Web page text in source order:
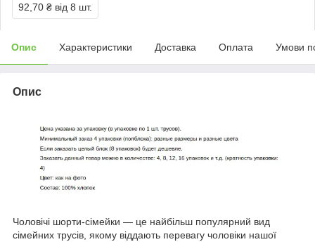
92,70 ₴ від 8 шт.
Опис Характеристики Доставка Оплата Умови
Опис
Чоловічі шорти-сімейки — це найбільш популярний вид
сімейних трусів, якому віддають перевагу чоловіки нашої